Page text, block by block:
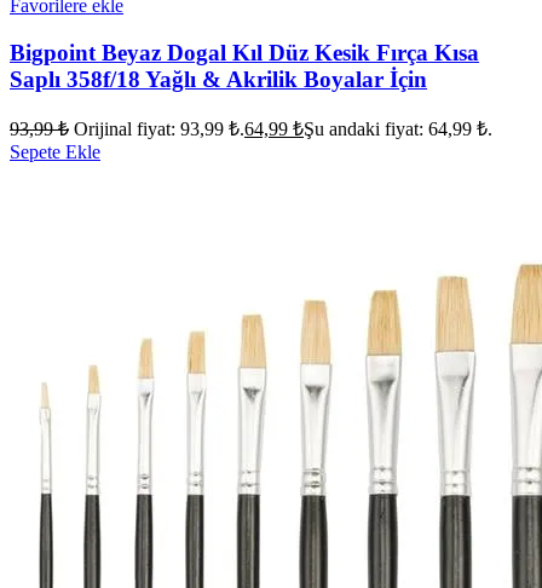
Favorilere ekle
Bigpoint Beyaz Dogal Kıl Düz Kesik Fırça Kısa
Saplı 358f/18 Yağlı & Akrilik Boyalar İçin
93,99₺ Orijinal fiyat: 93,99 ₺.64,99 ₺Şu andaki fiyat: 64,99 ₺.
Sepete Ekle